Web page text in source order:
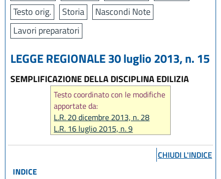
Testo orig.
Storia
Nascondi Note
Lavori preparatori
LEGGE REGIONALE 30 luglio 2013, n. 15
SEMPLIFICAZIONE DELLA DISCIPLINA EDILIZIA
Testo coordinato con le modifiche
apportate da:
L.R. 20 dicembre 2013, n. 28
L.R. 16 luglio 2015, n. 9
CHIUDI L'INDICE
INDICE